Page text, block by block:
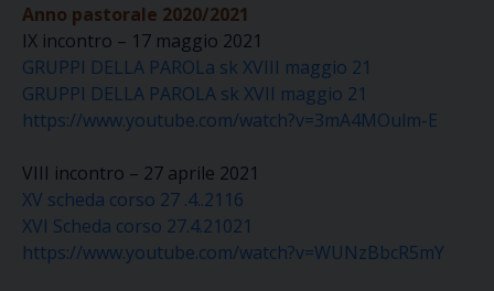
Anno pastorale 2020/2021
IX incontro – 17 maggio 2021
GRUPPI DELLA PAROLa sk XVIII maggio 21
GRUPPI DELLA PAROLA sk XVII maggio 21
https://www.youtube.com/watch?v=3mA4MOulm-E
VIII incontro – 27 aprile 2021
XV scheda corso 27 .4..2116
XVI Scheda corso 27.4.21021
https://www.youtube.com/watch?v=WUNzBbcR5mY